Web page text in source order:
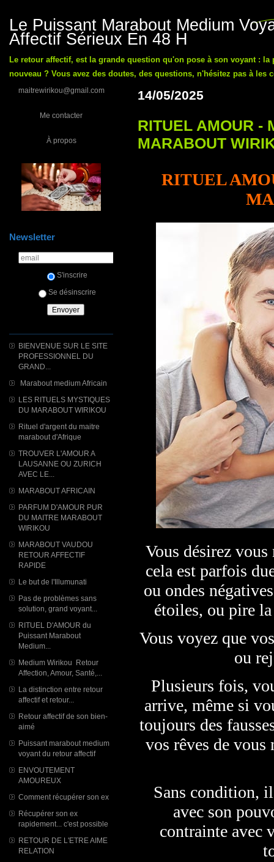
Le Puissant Marabout Medium
Affectif Sérieux En 48 H
Le retour affectif, est la grande question qu'on pose à son voyant :
nouveau ? Vous avez des doutes, des questions, n'hésitez pas à les
maitrewirikou@gmail.com
Me contacter
À propos
Newsletter
S'inscrire
Se désinscrire
BIENVENUE SUR LE SITE
PROFESSIONNEL DU
GRAND...
Marabout medium Africain
LES RITUELS MYSTIQUES
DU MARABOUT WIRIKOU
Rituel d'argent du maitre
marabout d'Afrique
TROUVER L'AMOUR A
LAUSANNE OU ZURICH
AVEC LE...
MARABOUT AFRICAIN
PARFUM D'AMOUR PUR
DU MAITRE MARABOUT
WIRIKOU
MARABOUT VAUDOU
RETOUR AFFECTIF
RAPIDE
Le but de l'Illumunati
Pas de problèmes sans
solution, grand voyant...
RITUEL D'AMOUR du
Puissant Marabout
Medium...
Medium Wirikou Retour
Affection, Amour, Santé,...
La distinction entre retour
affectif et retour...
Retour affectif de son bien-
aimé
Puissant marabout medium
voyant du retour affectif
ENVOUTEMENT
AMOUREUX
Comment récupérer son ex
Récupérer son ex
rapidement... c'est possible
RETOUR DE L'ETRE AIME
RELATION
14/05/2025
RITUEL AMOUR -
MARABOUT
RITUEL
Vous désirez
cela est parfois
ou ondes
étoiles, ou pire
Vous voyez que
ou
Plusieurs fois,
arrive, même si
toujours des
vos rêves de vous
Sans condition,
avec son
contrainte avec